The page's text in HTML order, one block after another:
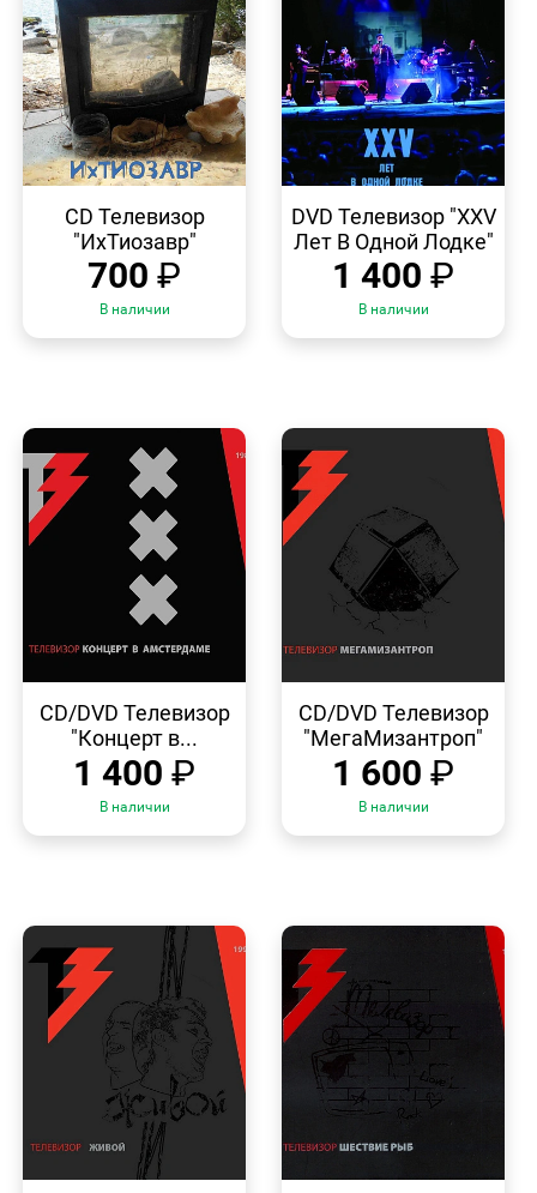
CD Телевизор
"ИхТиозавр"
700 ₽
В наличии
ПРОСМОТР
DVD Телевизор "ХХV
Лет В Одной Лодке"
1 400 ₽
В наличии
ПРОСМОТР
CD/DVD Телевизор
"Концерт в...
1 400 ₽
В наличии
ПРОСМОТР
CD/DVD Телевизор
"МегаМизантроп"
1 600 ₽
В наличии